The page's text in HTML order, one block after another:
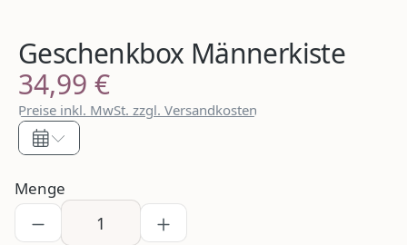
Geschenkbox Männerkiste
Regulärer Preis:
34,99 €
Preise inkl. MwSt. zzgl. Versandkosten
Menge